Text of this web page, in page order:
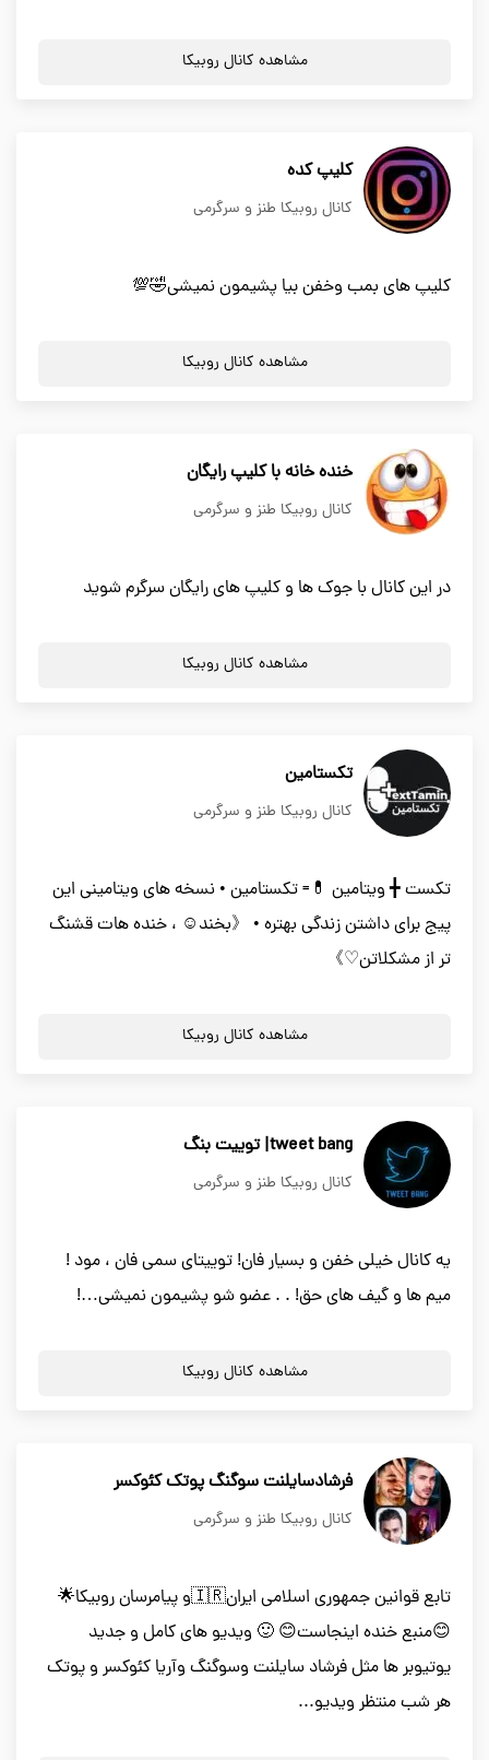
مشاهده کانال روبیکا
کلیپ کده
کانال روبیکا طنز و سرگرمی
کلیپ های بمب وخفن بیا پشیمون نمیشی🤣💯
مشاهده کانال روبیکا
خنده خانه با کلیپ رایگان
کانال روبیکا طنز و سرگرمی
در این کانال با جوک ها و کلیپ های رایگان سرگرم شوید
مشاهده کانال روبیکا
تکستامین
کانال روبیکا طنز و سرگرمی
تکست ╋ ویتامین 💊= تکستامین • نسخه های ویتامینی این
پیج برای داشتن زندگی بهتره • 《بخند☺︎ ، خنده هات قشنگ
تر از مشکلاتن♡》
مشاهده کانال روبیکا
tweet bang| توییت بنگ
کانال روبیکا طنز و سرگرمی
یه کانال خیلی خفن و بسیار فان! توییتای سمی فان ، مود !
میم ها و گیف های حق! . . عضو شو پشیمون نمیشی…!
مشاهده کانال روبیکا
فرشادسایلنت سوگنگ پوتک کئوکسر
کانال روبیکا طنز و سرگرمی
تابع قوانین جمهوری اسلامی ایران🇮🇷و پیامرسان روبیکا🌟
😊منبع خنده اینجاست😊 🙂 ویدیو های کامل و جدید
یوتیوبر ها مثل فرشاد سایلنت وسوگنگ وآریا کئوکسر و پوتک
هر شب منتظر ویدیو...